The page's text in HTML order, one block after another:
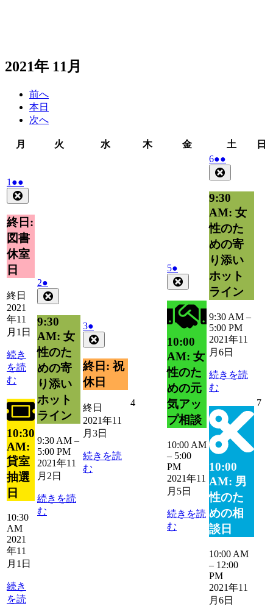
2021年 11月
前へ
本日
次へ
月 火火
水 木木
金金
土 日
1 2021
年
11
月
1
日
●●
件
の
イ
ベ
ン
ト)
終日:
図書
休室
日
終日
2021
年11
月1日
続き
を読
む
10:30
AM:
貸室
抽選
日
10:30
AM
2021
年11
月1日
続き
を読
22021
年
11
月
日
●
件
の
イ
ベ
ト)
9:30
AM: 女
性のた
めの寄
り添い
ホット
ライン
9:30 AM –
5:00 PM
2021年11
月2日
続きを読
む
32021
年
11
月
3
日
●
件
の
イ
ベ
ン
ト)
終日: 祝
休日
終日
2021年11
月3日
続きを読
む
42021
52021
年
11
月
日
●
件
の
イ
ベ
ン
ト)
10:00
AM: 女
性のた
めの元
気アッ
プ相談
10:00 AM
– 5:00
PM
2021年11
月5日
続きを読
む
62021
年
11
月
日
●●
件
の
イ
ベ
ト)
9:30
AM: 女
性のた
めの寄
り添い
ホット
ライン
9:30 AM –
5:00 PM
2021年11
月6日
続きを読
む
10:00
AM: 男
性のた
めの相
談日
10:00 AM
– 12:00
PM
2021年11
月6日
7